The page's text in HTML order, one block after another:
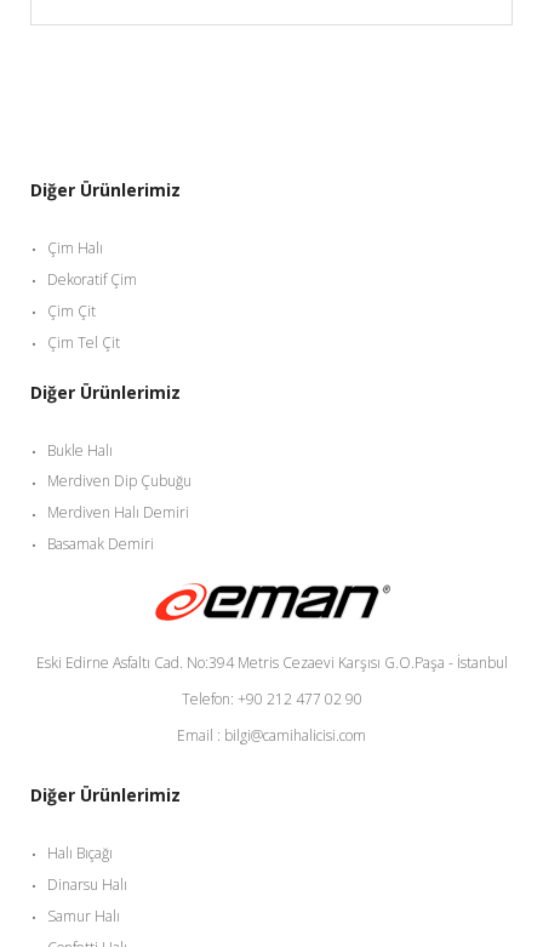
Diğer Ürünlerimiz
Çim Halı
Dekoratif Çim
Çim Çit
Çim Tel Çit
Diğer Ürünlerimiz
Bukle Halı
Merdiven Dip Çubuğu
Merdiven Halı Demiri
Basamak Demiri
Eski Edirne Asfaltı Cad. No:394 Metris Cezaevi Karşısı G.O.Paşa - İstanbul
Telefon: +90 212 477 02 90
Email : bilgi@camihalicisi.com
Diğer Ürünlerimiz
Halı Bıçağı
Dinarsu Halı
Samur Halı